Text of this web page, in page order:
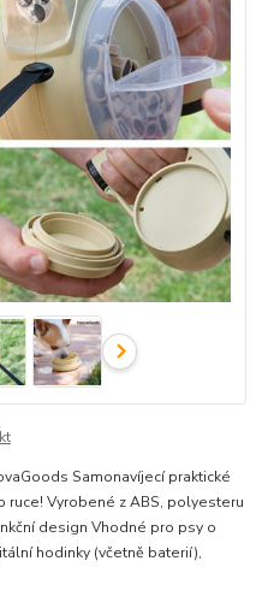
Samonavíjecí praktické
ruce! Vyrobené z ABS, polyesteru
design Vhodné pro psy o
hodinky (včetně baterií),